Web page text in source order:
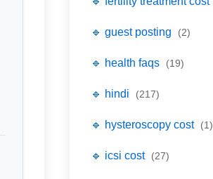
🔹 guest posting (2)
🔹 health faqs (19)
🔹 hindi (217)
🔹 hysteroscopy cost (1)
🔹 icsi cost (27)